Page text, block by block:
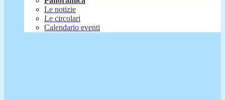
Le notizie
Le circolari
Calendario eventi